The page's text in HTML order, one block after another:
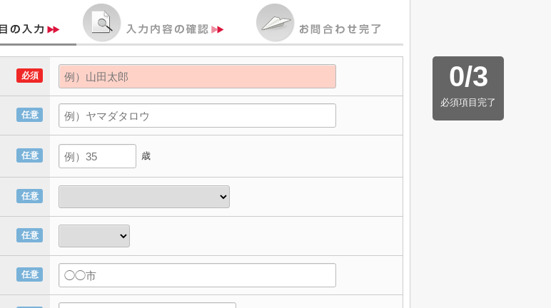
0/3
必須項目完了
必須
任意
任意 歳
任意
任意
任意